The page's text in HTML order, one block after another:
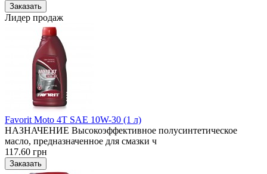
Лидер продаж
Favorit Moto 4T SAE 10W-30 (1 л)
НАЗНАЧЕНИЕ Высокоэффективное полусинтетическое
масло, предназначенное для смазки ч
117.60 грн